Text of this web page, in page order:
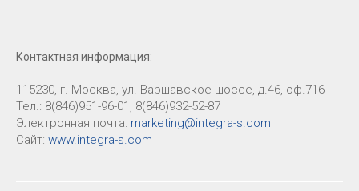
Контактная информация:
115230, г. Москва, ул. Варшавское шоссе, д.46, оф.716
Тел.: 8(846)951-96-01, 8(846)932-52-87
Электронная почта: marketing@integra-s.com
Сайт: www.integra-s.com